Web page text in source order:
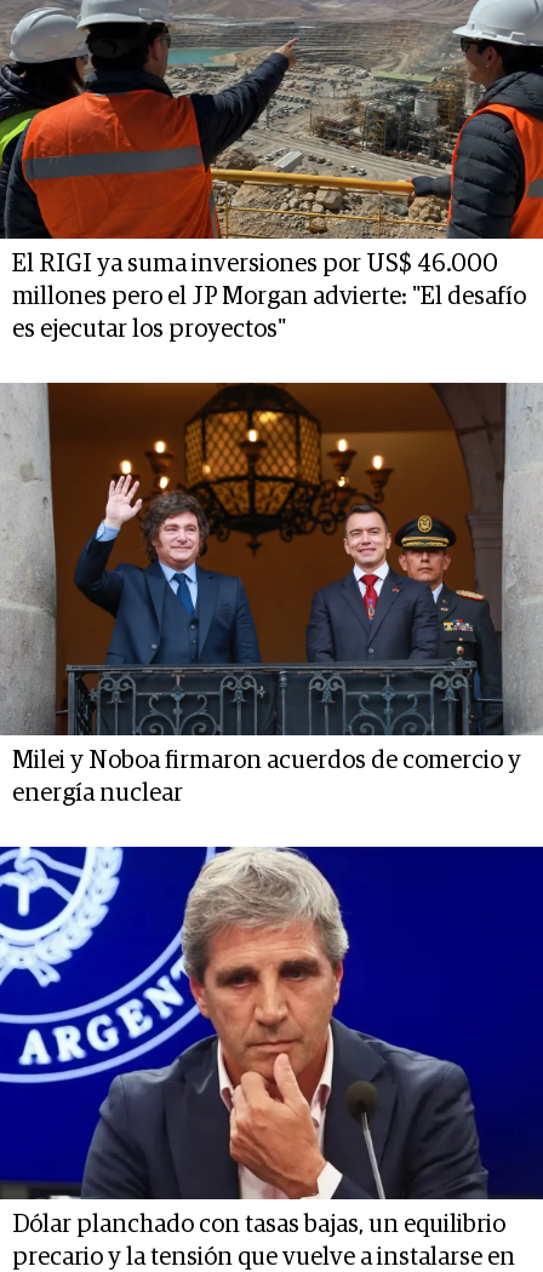
El RIGI ya suma inversiones por US$ 46.000
millones pero el JP Morgan advierte: "El desafío
es ejecutar los proyectos"
Milei y Noboa firmaron acuerdos de comercio y
energía nuclear
Dólar planchado con tasas bajas, un equilibrio
precario y la tensión que vuelve a instalarse en